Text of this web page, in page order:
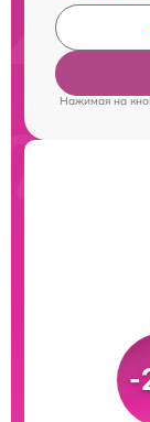
Нажимая на
-